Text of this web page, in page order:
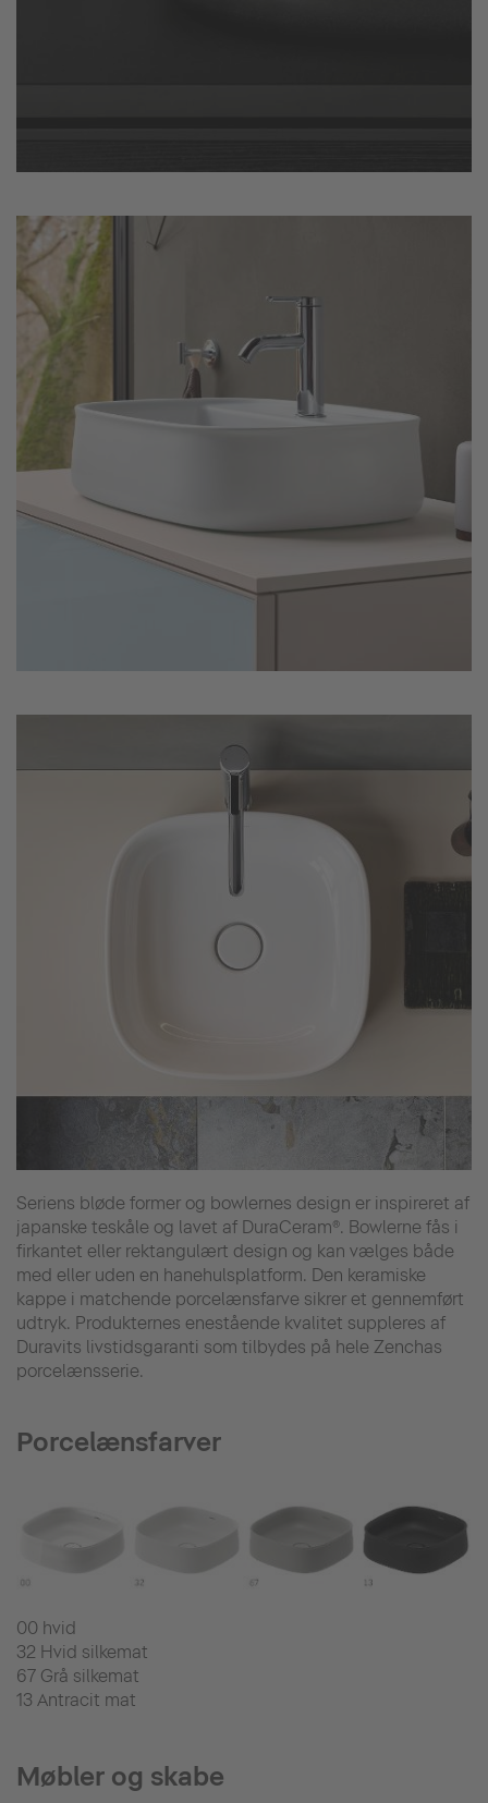
Seriens bløde former og bowlernes design er inspireret af
japanske teskåle og lavet af DuraCeram®. Bowlerne fås i
firkantet eller rektangulært design og kan vælges både
med eller uden en hanehulsplatform. Den keramiske
kappe i matchende porcelænsfarve sikrer et gennemført
udtryk. Produkternes enestående kvalitet suppleres af
Duravits livstidsgaranti som tilbydes på hele Zenchas
porcelænsserie.
Porcelænsfarver
00 hvid
32 Hvid silkemat
67 Grå silkemat
13 Antracit mat
Møbler og skabe